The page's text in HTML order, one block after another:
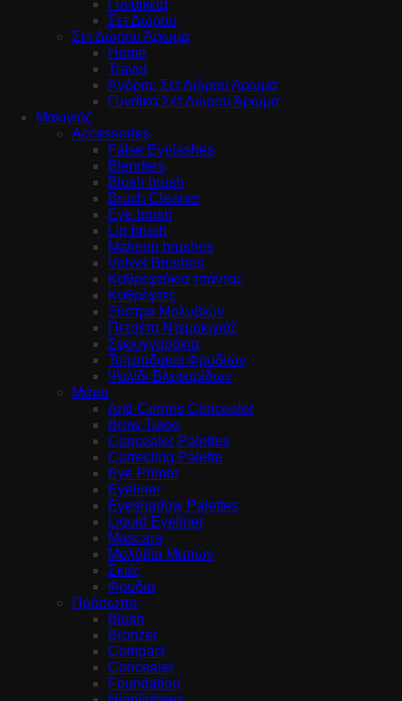
Γυναικεία
Σετ Δώρου
Σετ Δώρου Άρωμα
Home
Travel
Άνδρας Σετ Δώρου Άρωμα
Γυναίκα Σετ Δώρου Άρωμα
Μακιγιάζ
Accessories
False Eyelashes
Blenders
Blush brush
Brush Cleaner
Eye brush
Lip brush
Makeup brushes
Velvet Brushes
Καθρεφτάκια τσάντας
Καθρέφτες
Ξύστρα Μολυβιών
Πετσέτα Ντεμακιγιάζ
Σφουγγαράκια
Τσιμπιδάκια Φρυδιών
Ψαλίδι Βλεφαρίδων
Μάτια
Anti-Cernes Concealer
Brow Tatoo
Concealer Palettes
Correcting Palette
Eye Primer
Eyeliner
Eyeshadow Palettes
Liquid Eyeliner
Mascara
Μολύβια Ματιών
Σκιές
Φρύδια
Πρόσωπο
Blush
Bronzer
Compact
Concealer
Foundation